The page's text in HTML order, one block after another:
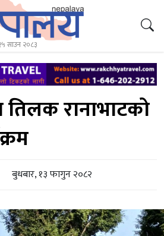
साउन २०८३
तिलक रानाभाटको
बुधबार, १३ फागुन २०८२